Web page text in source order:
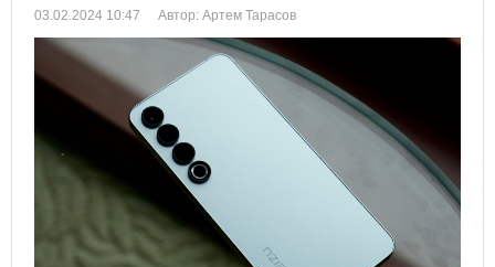
03.02.2024 10:47 Автор: Артем Тарасов